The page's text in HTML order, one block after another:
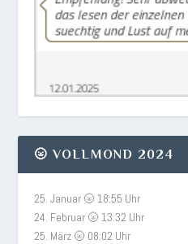
🌝 VOLLMOND 2024
25. Januar 🌝 18:55 Uhr
24. Februar 🌝 13:32 Uhr
25. März 🌝 08:02 Uhr